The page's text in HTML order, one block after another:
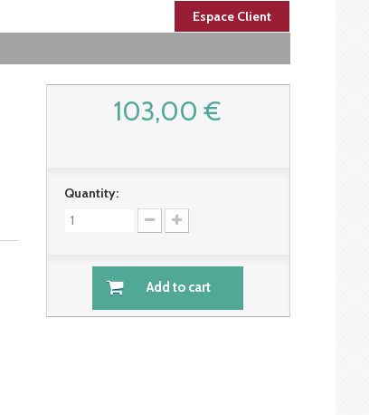
Espace Client
103,00 €
Quantity:
Add to cart